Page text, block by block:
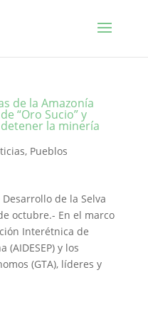
de la Amazonía
“Oro Sucio” y
la minería
, Pueblos
de la Selva
octubre.- En el marco
Interétnica de
(AIDESEP) y los
(GTA), líderes y